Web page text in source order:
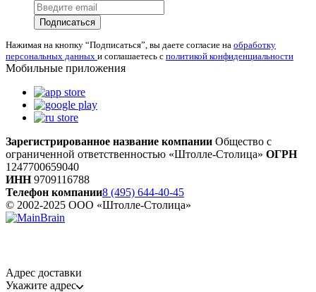
Подписаться
Нажимая на кнопку “Подписаться”, вы даете согласие на обработку
персональных данных и соглашаетесь с политикой конфиденциальности
Мобильные приложения
Зарегистрированное название компании Общество с
ограниченной ответственностью «Штолле-Столица» ОГРН
1247700659040
ИНН9709116788
Телефон компании8 (495) 644-40-45
© 2002-2025 ООО «Штолле-Столица»
Адрес доставки
Укажите адрес